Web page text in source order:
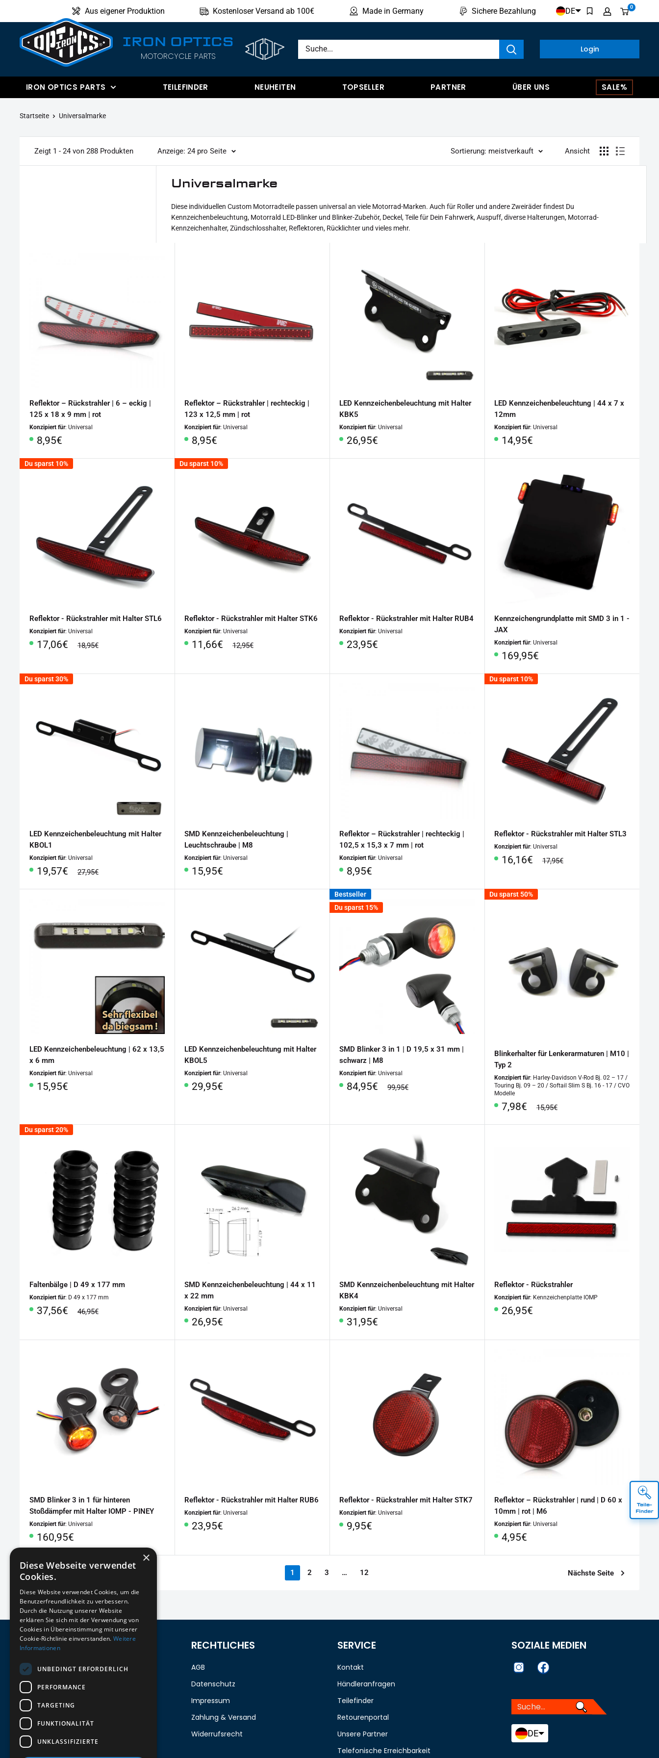
zum
Aus eigener Produktion Kostenloser Versand ab 100€ Made in Germany Sichere Bezahlung DE 0
IRON
IRON OPTICS
MOTORCYCLE PARTS
Login
IRON OPTICS PARTS TEILEFINDER NEUHEITEN TOPSELLER PARTNER ÜBER UNS SALE%
Produkte anzeigen
Startseite Universalmarke
Zeigt 1 - 24 von 288 Produkten Anzeige: 24 pro Seite Sortierung: meistverkauft Ansicht
Universalmarke
Diese individuellen Custom Motorradteile passen universal an viele Motorrad-Marken. Auch für Roller und andere Zweiräder findest Du
Kennzeichenbeleuchtung, Motorrald LED-Blinker und Blinker-Zubehör, Deckel, Teile für Dein Fahrwerk, Auspuff, diverse Halterungen, Motorrad-
Kennzeichenhalter, Zündschlosshalter, Reflektoren, Rücklichter und vieles mehr.
Reflektor – Rückstrahler | 6 – eckig |
125 x 18 x 9 mm | rot
Konzipiert für: Universal
Sonderpreis
8,95€
Reflektor – Rückstrahler | rechteckig |
123 x 12,5 mm | rot
Konzipiert für: Universal
Sonderpreis
8,95€
LED Kennzeichenbeleuchtung mit Halter
KBK5
Konzipiert für: Universal
Sonderpreis
26,95€
LED Kennzeichenbeleuchtung | 44 x 7 x
12mm
Konzipiert für: Universal
Sonderpreis
14,95€
Du sparst 10%
Reflektor - Rückstrahler mit Halter STL6
Konzipiert für: Universal
Sonderpreis
17,06€ Normalpreis
18,95€
Du sparst 10%
Reflektor - Rückstrahler mit Halter STK6
Konzipiert für: Universal
Sonderpreis
11,66€ Normalpreis
12,95€
Reflektor - Rückstrahler mit Halter RUB4
Konzipiert für: Universal
Sonderpreis
23,95€
Kennzeichengrundplatte mit SMD 3 in 1 -
JAX
Konzipiert für: Universal
Sonderpreis
169,95€
Du sparst 30%
LED Kennzeichenbeleuchtung mit Halter
KBOL1
Konzipiert für: Universal
Sonderpreis
19,57€ Normalpreis
27,95€
SMD Kennzeichenbeleuchtung |
Leuchtschraube | M8
Konzipiert für: Universal
Sonderpreis
15,95€
Reflektor – Rückstrahler | rechteckig |
102,5 x 15,3 x 7 mm | rot
Konzipiert für: Universal
Sonderpreis
8,95€
Du sparst 10%
Reflektor - Rückstrahler mit Halter STL3
Konzipiert für: Universal
Sonderpreis
16,16€ Normalpreis
17,95€
LED Kennzeichenbeleuchtung | 62 x 13,5
x 6 mm
Konzipiert für: Universal
Sonderpreis
15,95€
LED Kennzeichenbeleuchtung mit Halter
KBOL5
Konzipiert für: Universal
Sonderpreis
29,95€
Bestseller
Du sparst 15%
SMD Blinker 3 in 1 | D 19,5 x 31 mm |
schwarz | M8
Konzipiert für: Universal
Sonderpreis
84,95€ Normalpreis
99,95€
Du sparst 50%
Blinkerhalter für Lenkerarmaturen | M10 |
Typ 2
Konzipiert für: Harley-Davidson V-Rod Bj. 02 – 17 /
Touring Bj. 09 – 20 / Softail Slim S Bj. 16 - 17 / CVO
Modelle
Sonderpreis
7,98€ Normalpreis
15,95€
Du sparst 20%
Faltenbälge | D 49 x 177 mm
Konzipiert für: D 49 x 177 mm
Sonderpreis
37,56€ Normalpreis
46,95€
SMD Kennzeichenbeleuchtung | 44 x 11
x 22 mm
Konzipiert für: Universal
Sonderpreis
26,95€
SMD Kennzeichenbeleuchtung mit Halter
KBK4
Konzipiert für: Universal
Sonderpreis
31,95€
Reflektor - Rückstrahler
Konzipiert für: Kennzeichenplatte IOMP
Sonderpreis
26,95€
SMD Blinker 3 in 1 für hinteren
Stoßdämpfer mit Halter IOMP - PINEY
Konzipiert für: Universal
Sonderpreis
160,95€
Reflektor - Rückstrahler mit Halter RUB6
Konzipiert für: Universal
Sonderpreis
23,95€
Reflektor - Rückstrahler mit Halter STK7
Konzipiert für: Universal
Sonderpreis
9,95€
Reflektor – Rückstrahler | rund | D 60 x
10mm | rot | M6
Konzipiert für: Universal
Sonderpreis
4,95€
1 2 3 … 12 Nächste Seite
ZUM NEWSLETTER ANMELDEN
Melde dich jetzt zum Newsletter an
und erhalte 5%
Bestellung.
Deine Email
RECHTLICHES
AGB
Datenschutz
Impressum
Zahlung & Versand
Widerrufsrecht
SERVICE
Kontakt
Händleranfragen
Teilefinder
Retourenportal
Unsere Partner
Telefonische Erreichbarkeit
SOZIALE MEDIEN
DE
×
Diese Webseite verwendet
Cookies.
Diese Website verwendet Cookies, um die
Benutzerfreundlichkeit zu verbessern.
Durch die Nutzung unserer Website
erklären Sie sich mit der Verwendung von
Cookies in Übereinstimmung mit unserer
Cookie-Richtlinie einverstanden. Weitere
Informationen
UNBEDINGT ERFORDERLICH
PERFORMANCE
TARGETING
FUNKTIONALITÄT
UNKLASSIFIZIERTE